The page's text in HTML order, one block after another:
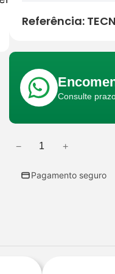
Referência:
Consulte
Q− +
Pagamento seguro